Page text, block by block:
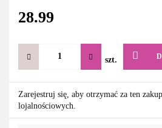
28.99
szt.
Zarejestruj się, aby otrzymać za ten
lojalnościowych.